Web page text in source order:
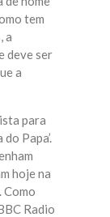
tem
a
deve ser
a
para
Papa’.
hoje na
Como
Radio